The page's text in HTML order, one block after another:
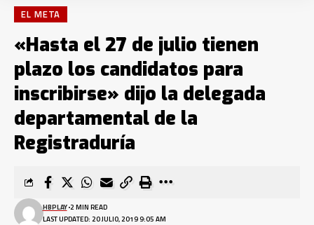
EL META
«Hasta el 27 de julio tienen
plazo los candidatos para
inscribirse» dijo la delegada
departamental de la
Registraduría
LAST UPDATED: 20 JULIO, 2019 9:05 AM
HBPLAY 2 MIN READ